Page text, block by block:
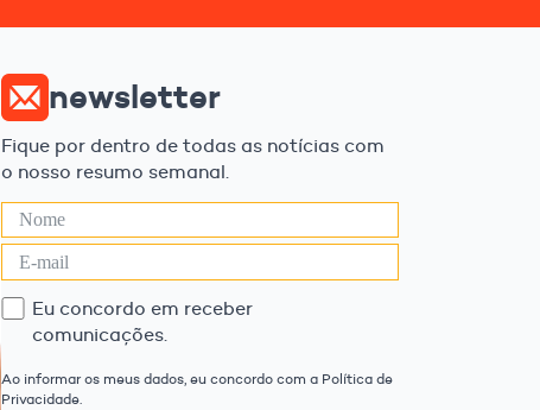
newsletter
Fique por dentro de todas as notícias com
o nosso resumo semanal.
Eu concordo em receber
comunicações.
Ao informar os meus dados, eu concordo com a Política de
Privacidade.